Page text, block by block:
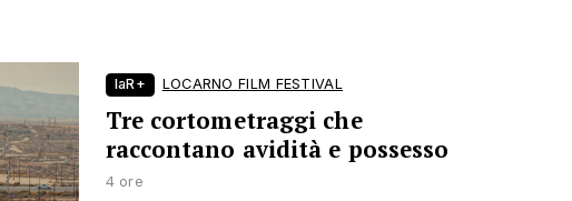
laR+ LOCARNO FILM FESTIVAL
Tre cortometraggi che
raccontano avidità e possesso
4 ore